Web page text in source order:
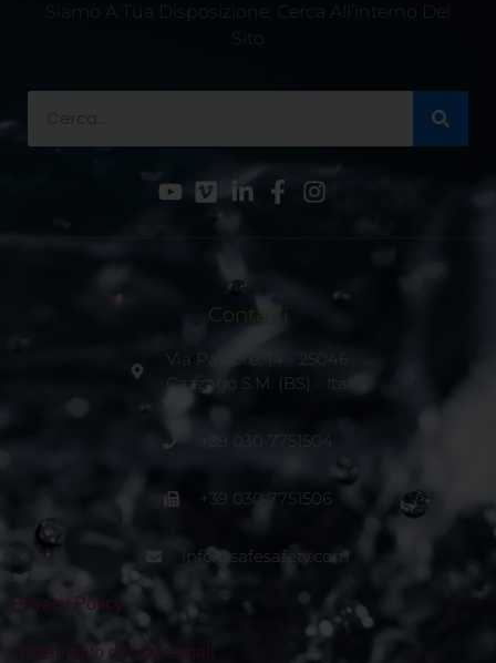
Siamo A Tua Disposizione, Cerca All’interno Del
Sito
Contatti
Via Pastore, 14 - 25046
Cazzago S.M. (BS) - Italia
+39 030 7751504
+39 030 7751506
info@safesafety.com
Privacy Policy
Trattamento dati personali